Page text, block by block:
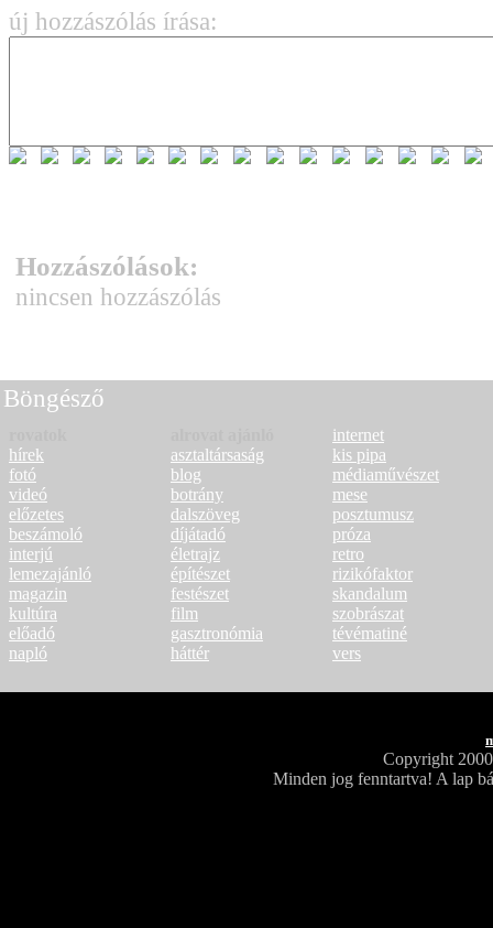
új hozzászólás írása:
Hozzászólások:
nincsen hozzászólás
Böngésző
hírek
fotó
videó
előzetes
beszámoló
interjú
lemezajánló
magazin
kultúra
előadó
napló
asztaltársaság
blog
botrány
dalszöveg
díjátadó
életrajz
építészet
festészet
film
gasztronómia
háttér
internet
kis pipa
médiaművészet
mese
posztumusz
próza
retro
rizikófaktor
skandalum
szobrászat
tévématiné
vers
Copyright
Minden jog fenntartva! A lap